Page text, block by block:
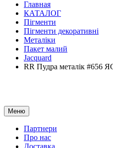
Главная
КАТАЛОГ
Пігменти
Пігменти декоративні
Металіки
Пакет малий
Jacquard
RR Пудра металік
Меню
Партнери
Про нас
Доставка